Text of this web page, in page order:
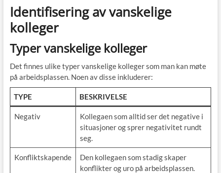
Identifisering av vanskelige
kolleger
Typer vanskelige kolleger
Det finnes ulike typer vanskelige kolleger som man kan møte
på arbeidsplassen. Noen av disse inkluderer:
TYPE BESKRIVELSE
Negativ
Kollegaen som alltid ser det negative i
situasjoner og sprer negativitet rundt
seg.
Konfliktskapende
Den kollegaen som stadig skaper
konflikter og uro på arbeidsplassen.